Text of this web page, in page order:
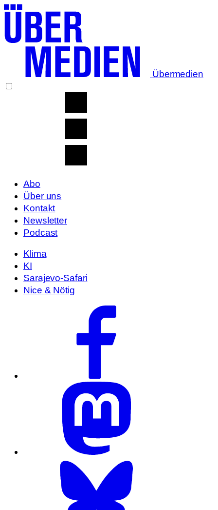
Übermedien
Abo
Über uns
Kontakt
Newsletter
Podcast
Klima
KI
Sarajevo-Safari
Nice & Nötig